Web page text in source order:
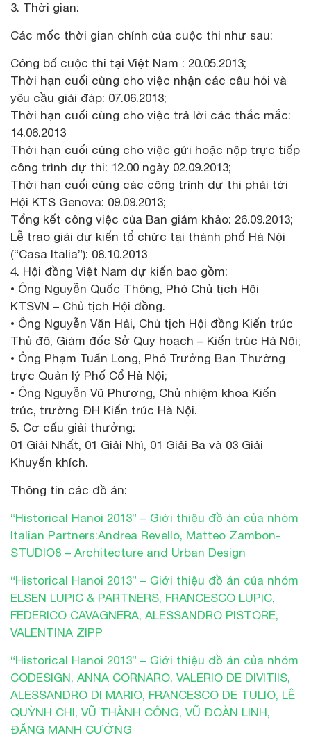
3. Thời gian:
Các mốc thời gian chính của cuộc thi như sau:
Công bố cuộc thi tại Việt Nam : 20.05.2013;
Thời hạn cuối cùng cho việc nhận các câu hỏi và
yêu cầu giải đáp: 07.06.2013;
Thời hạn cuối cùng cho việc trả lời các thắc mắc:
14.06.2013
Thời hạn cuối cùng cho việc gửi hoặc nộp trực tiếp
công trình dự thi: 12.00 ngày 02.09.2013;
Thời hạn cuối cùng các công trình dự thi phải tới
Hội KTS Genova: 09.09.2013;
Tổng kết công việc của Ban giám khảo: 26.09.2013;
Lễ trao giải dự kiến tổ chức tại thành phố Hà Nội
(“Casa Italia”): 08.10.2013
4. Hội đồng Việt Nam dự kiến bao gồm:
• Ông Nguyễn Quốc Thông, Phó Chủ tịch Hội
KTSVN – Chủ tịch Hội đồng.
• Ông Nguyễn Văn Hải, Chủ tịch Hội đồng Kiến trúc
Thủ đô, Giám đốc Sở Quy hoạch – Kiến trúc Hà Nội;
• Ông Phạm Tuấn Long, Phó Trưởng Ban Thường
trực Quản lý Phố Cổ Hà Nội;
• Ông Nguyễn Vũ Phương, Chủ nhiệm khoa Kiến
trúc, trường ĐH Kiến trúc Hà Nội.
5. Cơ cấu giải thưởng:
01 Giải Nhất, 01 Giải Nhì, 01 Giải Ba và 03 Giải
Khuyến khích.
Thông tin các đồ án:
“Historical Hanoi 2013” – Giới thiệu đồ án của nhóm
Italian Partners:Andrea Revello, Matteo Zambon-
STUDIO8 – Architecture and Urban Design
“Historical Hanoi 2013” – Giới thiệu đồ án của nhóm
ELSEN LUPIC & PARTNERS, FRANCESCO LUPIC,
FEDERICO CAVAGNERA, ALESSANDRO PISTORE,
VALENTINA ZIPP
“Historical Hanoi 2013” – Giới thiệu đồ án của nhóm
CODESIGN, ANNA CORNARO, VALERIO DE DIVITIIS,
ALESSANDRO DI MARIO, FRANCESCO DE TULIO, LÊ
QUỲNH CHI, VŨ THÀNH CÔNG, VŨ ĐOÀN LINH,
ĐẶNG MẠNH CƯỜNG